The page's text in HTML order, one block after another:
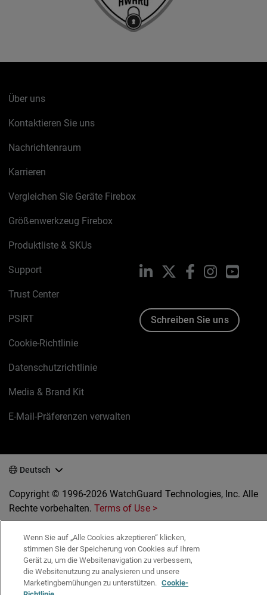
Über uns
Kontaktieren Sie uns
Nachrichtenraum
Karrieren
Vergleichen Sie Geräte Firebox
Größenwerkzeug Firebox
Produktliste & SKUs
Support
Trust Center
PSIRT
Cookie-Richtlinie
Datenschutzrichtlinie
Media & Brand Kit
E-Mail-Präferenzen verwalten
LinkedIn FacebookInstagram
Schreiben Sie uns
Deutsch
Copyright © 1996-2026 WatchGuard Technologies, Inc. Alle
Rechte vorbehalten.Terms of Use >
Wenn Sie auf „Alle Cookies akzeptieren“ klicken,
stimmen Sie der Speicherung von Cookies auf Ihrem
Gerät zu, um die Websitenavigation zu verbessern,
die Websitenutzung zu analysieren und unsere
Marketingbemühungen zu unterstützen. Cookie-